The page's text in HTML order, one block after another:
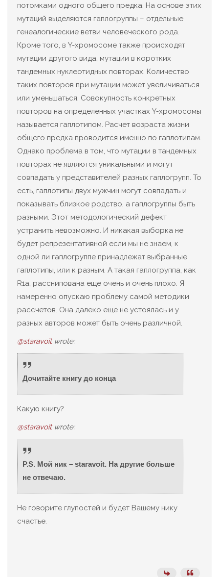
потомками одного общего предка. На основе этих
мутаций выделяются гаплогруппы – отдельные
генеалогические ветви человеческого рода.
Кроме того, в Y-хромосоме также происходят
мутации другого вида, мутации в коротких
тандемных нуклеотидных повторах. Количество
таких повторов при мутации может увеличиваться
или уменьшаться. Совокупность конкретных
повторов на определенных участках Y-хромосомы
называется гаплотипом. Расчет возраста жизни
общего предка проводится именно по гаплотипам.
Однако проблема в том, что мутации в тандемных
повторах не являются уникальными и могут
совпадать у представителей разных гаплогрупп. То
есть, гаплотипы двух мужчин могут совпадать и
показывать близкое родство, а гаплогруппы быть
разными. Этот методологический дефект
устранить невозможно. И никакая выборка не
будет репрезентативной если мы не знаем, к
одной ли гаплогруппе принадлежат выбранные
гаплотипы, или к разным. А такая гаплогруппа, как
R1a, расснипована еще очень и очень плохо. Я
намеренно опускаю проблему самой методики
рассчетов. Она далеко еще не устоялась и у
разных авторов может быть очень различной.
@staravoitwrote:
Дочитайте книгу до конца
Какую книгу?
@staravoitwrote:
Р.S. Мой ник – staravoit. На другие больше
не отвечаю.
Не говорите глупостей и будет Вашему нику
счастье.